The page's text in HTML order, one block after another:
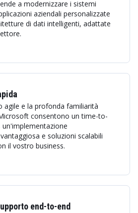
a modernizzare i sistemi
aziendali personalizzate
di dati intelligenti, adattate
agile e la profonda familiarità
consentono un time-to-
e soluzioni scalabili
il vostro business.
end-to-end